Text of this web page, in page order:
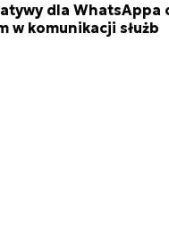
dla WhatsAppa
w komunikacji służb